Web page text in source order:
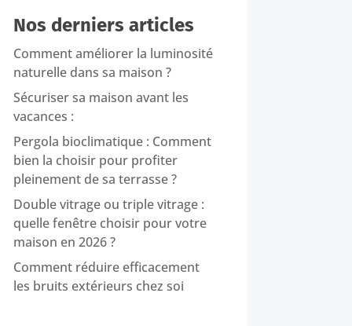
Nos derniers articles
Comment améliorer la luminosité
naturelle dans sa maison ?
Sécuriser sa maison avant les
vacances :
Pergola bioclimatique : Comment
bien la choisir pour profiter
pleinement de sa terrasse ?
Double vitrage ou triple vitrage :
quelle fenêtre choisir pour votre
maison en 2026 ?
Comment réduire efficacement
les bruits extérieurs chez soi